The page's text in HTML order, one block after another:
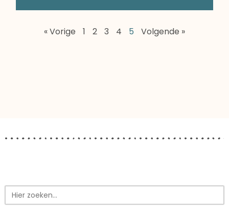
« Vorige 1 2 3 4 5 Volgende »
Zoek
naar: